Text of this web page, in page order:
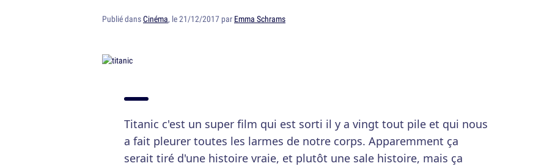
Publié dansCinéma, le 21/12/2017 par Emma Schrams
Titanic c'est un super film qui est sorti il y a vingt tout pile et qui nous
a fait pleurer toutes les larmes de notre corps. Apparemment ça
serait tiré d'une histoire vraie, et plutôt une sale histoire, mais ça